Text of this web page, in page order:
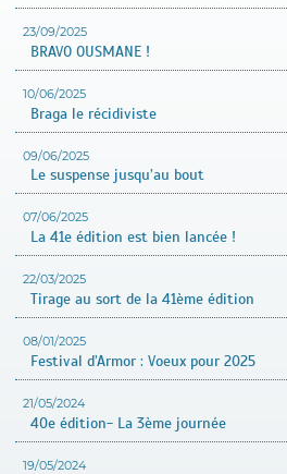
23/09/2025
BRAVO OUSMANE !
10/06/2025
Braga le récidiviste
09/06/2025
Le suspense jusqu’au bout
07/06/2025
La 41e édition est bien lancée !
22/03/2025
Tirage au sort de la 41ème édition
08/01/2025
Festival d’Armor : Voeux pour 2025
21/05/2024
40e édition- La 3ème journée
19/05/2024